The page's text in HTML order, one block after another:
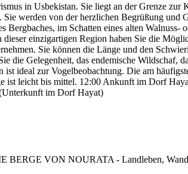
in Usbekistan. Sie liegt an der Grenze
werden von der herzlichen Begrüßung
Bergbaches, im Schatten eines alten
einzigartigen Region haben Sie die
Sie können die Länge und den
die Gelegenheit, das endemische
ideal zur Vogelbeobachtung. Die am
ist leicht bis mittel. 12:00 Ankunft im Dorf
im Dorf Hayat)